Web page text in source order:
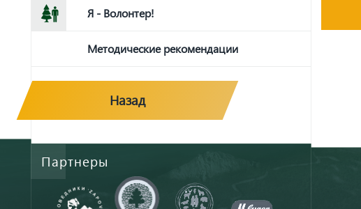
Я - Волонтер!
Методические рекомендации
Назад
Партнеры